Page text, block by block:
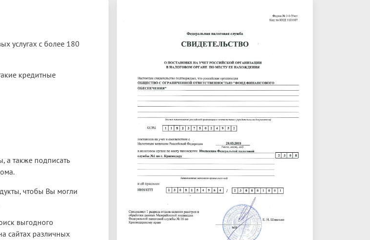
услугах с более 180
кредитные
а также подписать
чтобы Вы могли
выгодного
сайтах различных